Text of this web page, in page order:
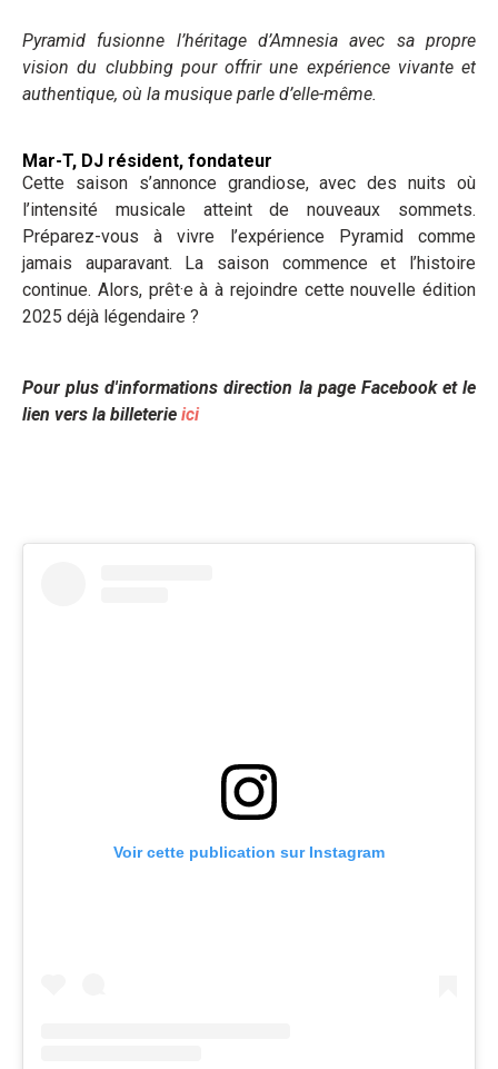
Pyramid fusionne l’héritage d’Amnesia avec sa propre
vision du clubbing pour offrir une expérience vivante et
authentique, où la musique parle d’elle-même.
Mar-T, DJ résident, fondateur
Cette saison s’annonce grandiose, avec des nuits où
l’intensité musicale atteint de nouveaux sommets.
Préparez-vous à vivre l’expérience Pyramid comme
jamais auparavant. La saison commence et l’histoire
continue. Alors, prêt·e à à rejoindre cette nouvelle édition
2025 déjà légendaire ?
Pour plus d'informations direction la page Facebook et le
lien vers la billeterie ici
Voir cette publication sur Instagram